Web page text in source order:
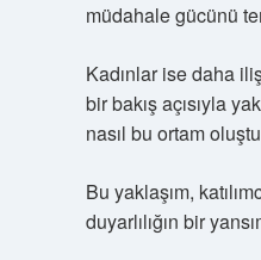
müdahale gücünü
Kadınlar ise daha
bir bakış açısıyla
nasıl bu ortam
Bu yaklaşım,
duyarlılığın bir